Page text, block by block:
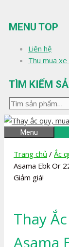
đến
nội
MENU TOP
Liên hệ
Thu mua
TÌM KIẾM
Tìm
kiếm:
Menu
Trang chủ / Ắc
Asama Ebk Or
Giảm giá!
Thay
Asama